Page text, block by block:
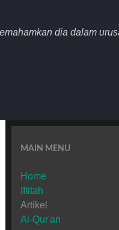
dia dalam
MAIN MENU
Home
Iftitah
Artikel
Al-Qur'an